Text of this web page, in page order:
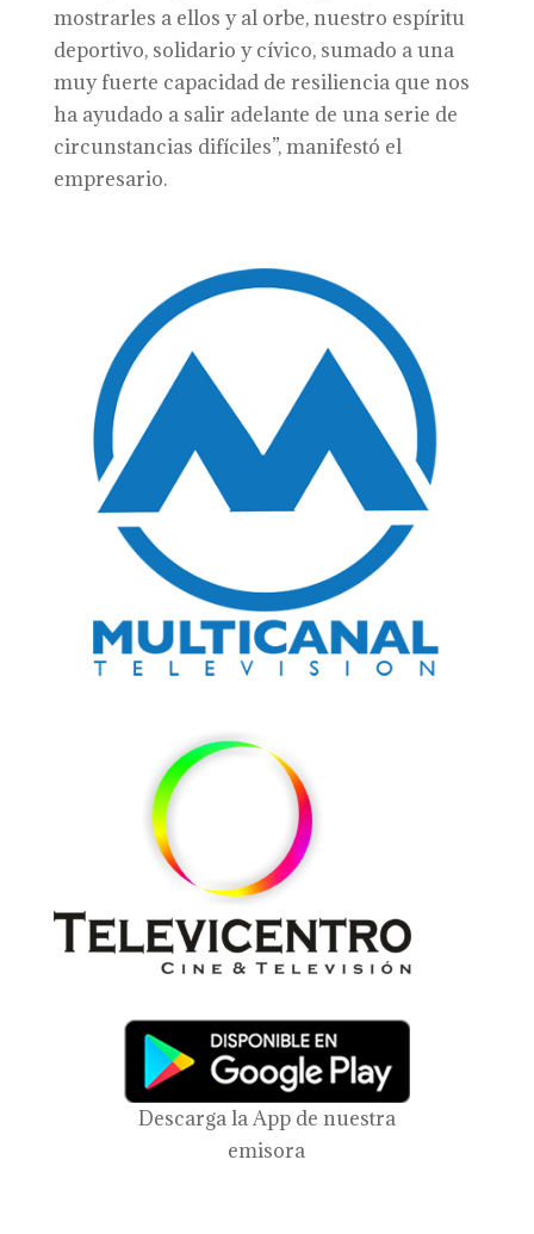
mostrarles a ellos y al orbe, nuestro espíritu
deportivo, solidario y cívico, sumado a una
muy fuerte capacidad de resiliencia que nos
ha ayudado a salir adelante de una serie de
circunstancias difíciles”, manifestó el
empresario.
Descarga la App de nuestra
emisora